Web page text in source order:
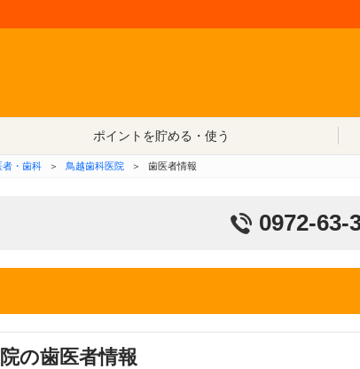
ポイントを貯める・使う
者・歯科 ＞ 鳥越歯科医院 ＞ 歯医者情報
0972-63-
の歯医者情報